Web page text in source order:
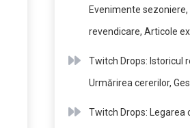
Evenimente sezoniere,
revendicare, Articole
Twitch Drops: Istoricul
Urmărirea cererilor,
Twitch Drops: Legarea